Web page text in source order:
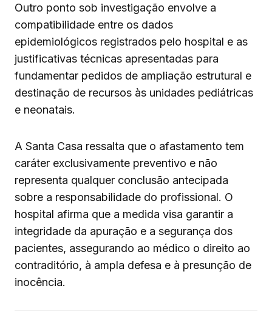
Outro ponto sob investigação envolve a
compatibilidade entre os dados
epidemiológicos registrados pelo hospital e as
justificativas técnicas apresentadas para
fundamentar pedidos de ampliação estrutural e
destinação de recursos às unidades pediátricas
e neonatais.
A Santa Casa ressalta que o afastamento tem
caráter exclusivamente preventivo e não
representa qualquer conclusão antecipada
sobre a responsabilidade do profissional. O
hospital afirma que a medida visa garantir a
integridade da apuração e a segurança dos
pacientes, assegurando ao médico o direito ao
contraditório, à ampla defesa e à presunção de
inocência.